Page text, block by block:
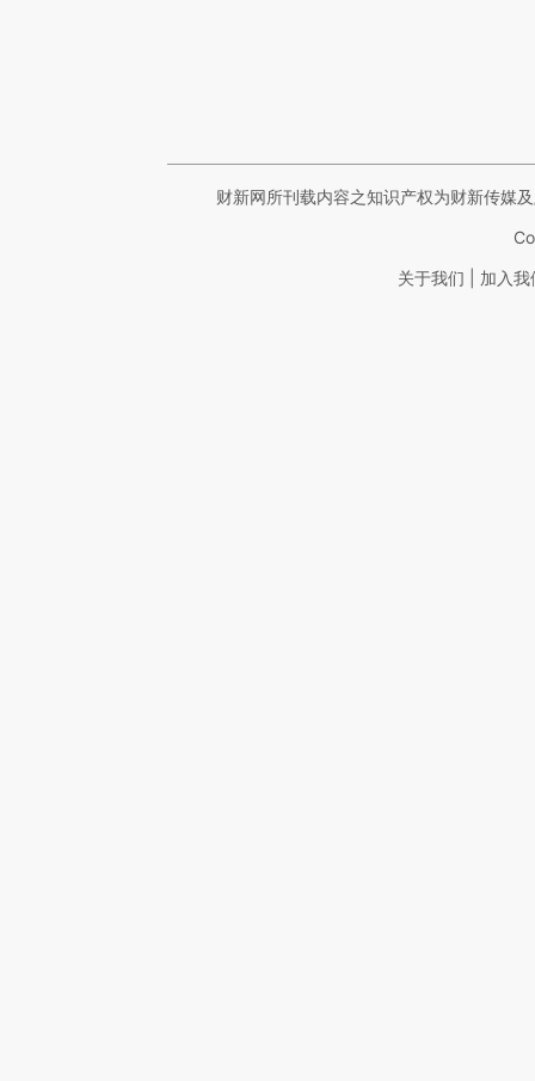
财新网所刊载内容之知识产权为财新传媒
关于我们 加入我